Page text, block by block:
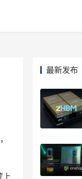
上
最新发布